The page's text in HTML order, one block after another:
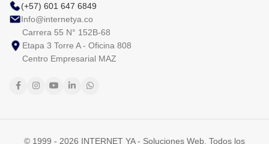
(+57) 601 647 6849
Info@internetya.co
Carrera 55 N° 152B-68
Etapa 3 Torre A - Oficina 808
Centro Empresarial MAZ
© 1999 - 2026 INTERNET YA - Soluciones Web. Todos los